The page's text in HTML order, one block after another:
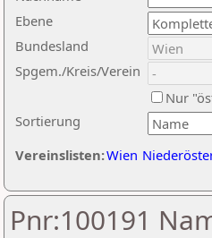
Ebene
Sortierung
Bundesland
Spgem./Kreis/Verein
Nur
Vereinslisten:Wien
Pnr:100191